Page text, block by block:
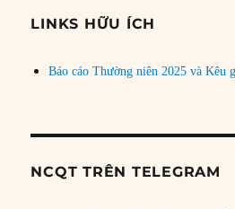
đề
LINKS HỮU ÍCH
Báo cáo Thường niên 2025 và Kêu
NCQT TRÊN TELEGRAM